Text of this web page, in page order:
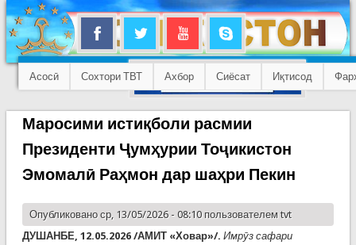
Асосӣ Сохтори ТВТ Ахбор Сиёсат Иқтисод
Маросими истиқболи расмии
Президенти Ҷумҳурии Тоҷикистон
Эмомалӣ Раҳмон дар шаҳри Пекин
Опубликовано ср, 13/05/2026 - 08:10 пользователем tvt
ДУШАНБЕ, 12.05.2026 /АМИТ «Ховар»/. Имрӯз сафари